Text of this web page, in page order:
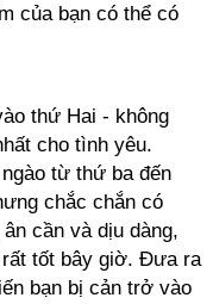
của bạn có thể có
thứ Hai - không
cho tình yêu.
từ thứ ba đến
chắc chắn có
cần và dịu dàng,
tốt bây giờ. Đưa ra
bạn bị cản trở vào